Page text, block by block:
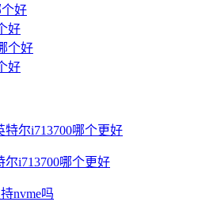
个好
好
个好
好
尔i713700哪个更好